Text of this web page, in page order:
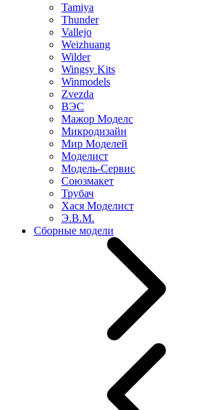
Tamiya
Thunder
Vallejo
Weizhuang
Wilder
Wingsy Kits
Winmodels
Zvezda
ВЭС
Мажор Моделс
Микродизайн
Мир Моделей
Моделист
Модель-Сервис
Союзмакет
Трубач
Хася Моделист
Э.В.М.
Сборные модели